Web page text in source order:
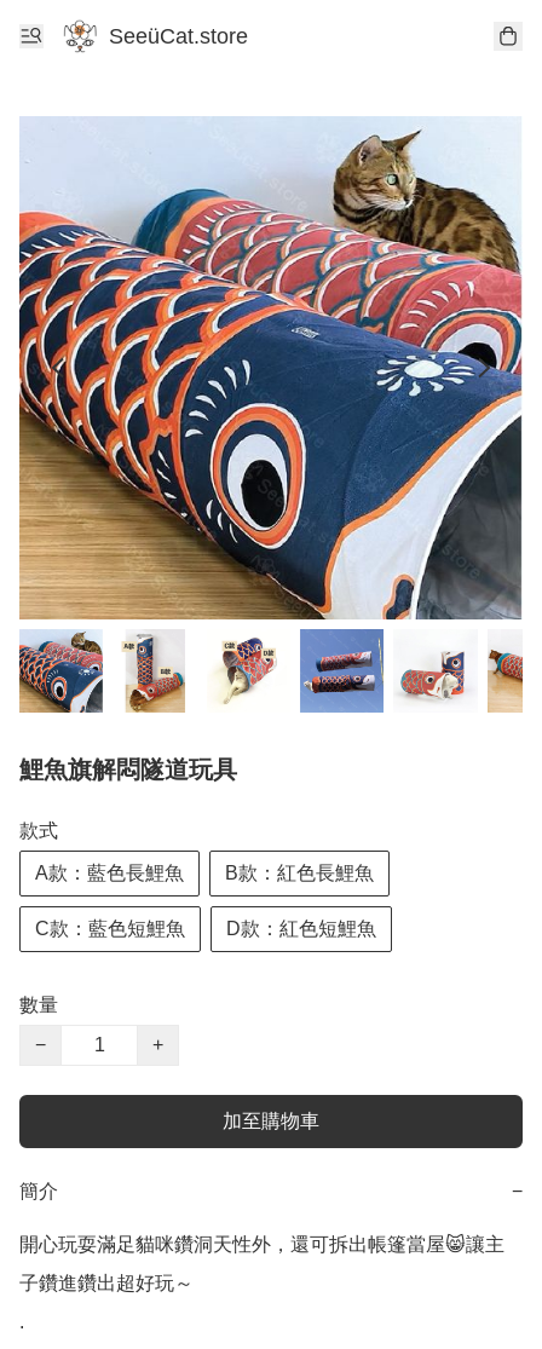
SeeüCat.store
鯉魚旗解悶隧道玩具
款式
A款：藍色長鯉魚 B款：紅色長鯉魚
C款：藍色短鯉魚 D款：紅色短鯉魚
數量
−
+
加至購物車
簡介 −
開心玩耍滿足貓咪鑽洞天性外，還可拆出帳篷當屋😸讓主
子鑽進鑽出超好玩～
.